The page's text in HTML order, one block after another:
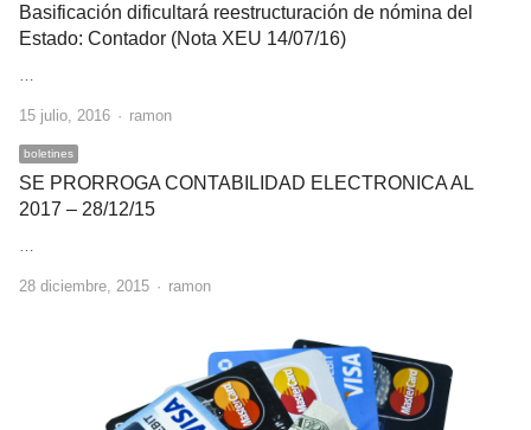
Basificación dificultará reestructuración de nómina del
Estado: Contador (Nota XEU 14/07/16)
15 julio, 2016 Author
ramon
boletines
SE PRORROGA CONTABILIDAD ELECTRONICA AL
2017 – 28/12/15
28 diciembre, 2015 Author
ramon